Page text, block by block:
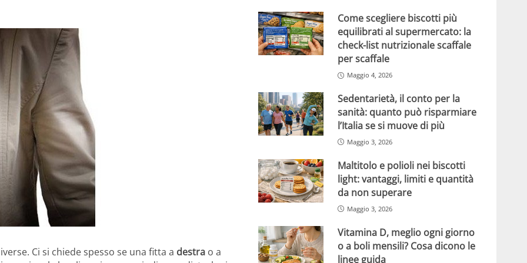
Ci si chiede spesso se una fitta a destra o a
Come scegliere biscotti più
equilibrati al supermercato: la
check-list nutrizionale scaffale
per scaffale
Maggio 4, 2026
Sedentarietà, il conto per la
sanità: quanto può risparmiare
l’Italia se si muove di più
Maggio 3, 2026
Maltitolo e polioli nei biscotti
light: vantaggi, limiti e quantità
da non superare
Maggio 3, 2026
Vitamina D, meglio ogni giorno
o a boli mensili? Cosa dicono le
linee guida